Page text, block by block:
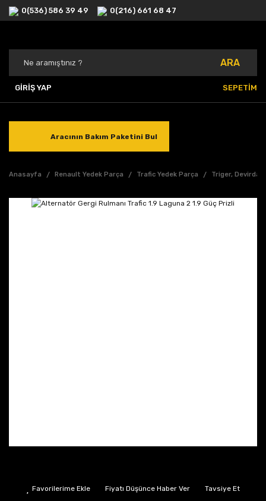
0(536) 586 39 49 0(216) 661 68 47
ARA
GİRİŞ YAP SEPETİM
Aracının Bakım Paketini Bul
Anasayfa Renault Yedek Parça Trafic Yedek Parça Triger,
Fiyatı Düşünce Haber Ver Tavsiye Et